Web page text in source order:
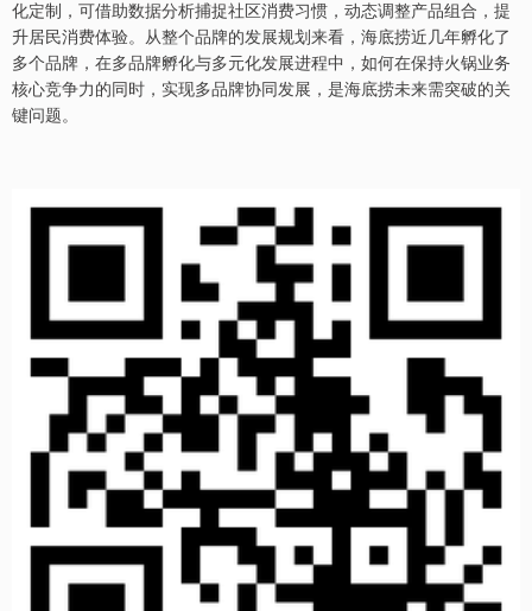
化定制，可借助数据分析捕捉社区消费习惯，动态调整产品组合，提
升居民消费体验。从整个品牌的发展规划来看，海底捞近几年孵化了
多个品牌，在多品牌孵化与多元化发展进程中，如何在保持火锅业务
核心竞争力的同时，实现多品牌协同发展，是海底捞未来需突破的关
键问题。